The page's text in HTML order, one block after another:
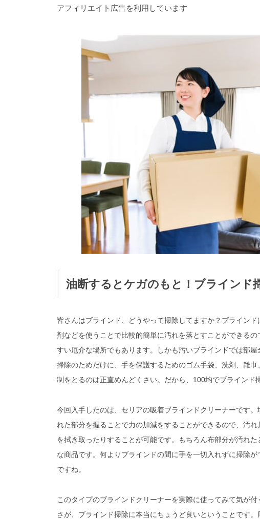
アフィリエイト広告を利用しています
油断するとケガのもと！ブラインド
皆さんはブラインド、どうやって掃除してますか？ブライン
剤などを使うことで比較的簡単に汚れを落とすことができる
すい厄介な場所でもあります。しかも汚いブラインドでは部
掃除のためだけに、手を保護するためのゴム手袋、洗剤、雑
制をとるのは正直めんどくさい。だから、100均でブラインド
今回入手したのは、セリアの吸着ブラインドクリーナーです
れた部分を握ることで力の加減をすることができるので、汚
を拭き取ったりすることが可能です。もちろん布部分が汚れ
な商品です。何よりブラインドの間に手を一切入れずに掃除
ですね。
このタイプのブラインドクリーナーを実際に使ってみて気が
さが、ブラインド掃除に本当にちょうど良いということです